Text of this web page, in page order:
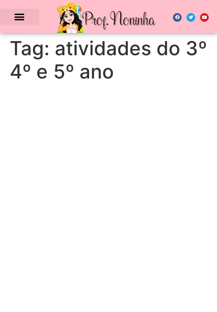
Tag: atividades do 3º
4º e 5º ano